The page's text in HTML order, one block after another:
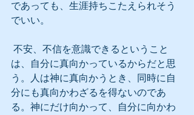
であっても、生涯持ちこたえられそう
でいい。
は、自分に真向かっているからだと思
う。人は神に真向かうとき、同時に自
分にも真向かわざるを得ないのであ
る。神にだけ向かって、自分に向かわ